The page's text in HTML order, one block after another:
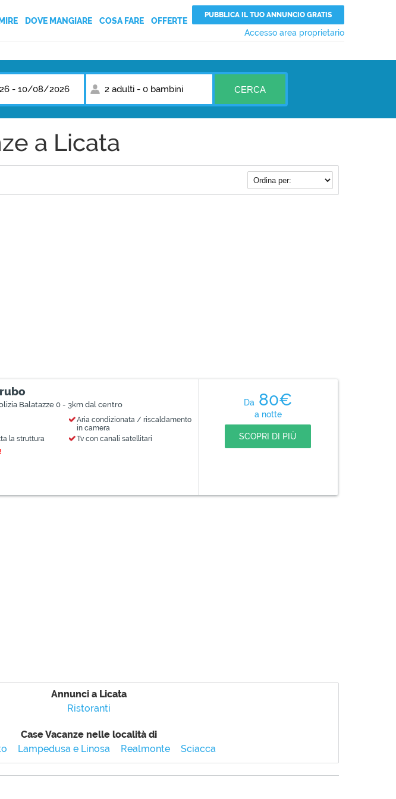
DOVE MANGIARE COSA FARE
OFFERTE
Accesso area proprietario
PUBBLICA IL TUO ANNUNCIO GRATIS
- 10/08/2026 2 adulti -0 bambini CERCA
a Licata
Balatazze 0 - 3km dal centro
Aria condizionata / riscaldamento
in camera
la struttura
Tv con canali satellitari
Da 80€
a notte
SCOPRI DI PIÙ
Annunci a Licata
Ristoranti
Case Vacanze nelle località di
Lampedusa e Linosa Realmonte Sciacca